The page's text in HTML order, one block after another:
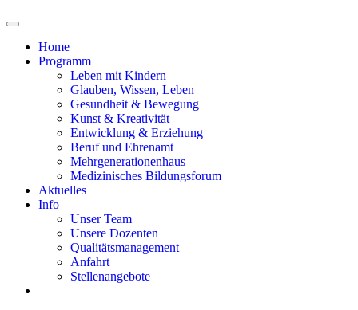
Home
Programm
Leben mit Kindern
Glauben, Wissen, Leben
Gesundheit & Bewegung
Kunst & Kreativität
Entwicklung & Erziehung
Beruf und Ehrenamt
Mehrgenerationenhaus
Medizinisches Bildungsforum
Aktuelles
Info
Unser Team
Unsere Dozenten
Qualitätsmanagement
Anfahrt
Stellenangebote